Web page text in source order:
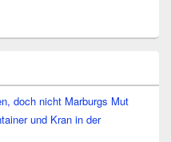
doch nicht Marburgs Mut
und Kran in der